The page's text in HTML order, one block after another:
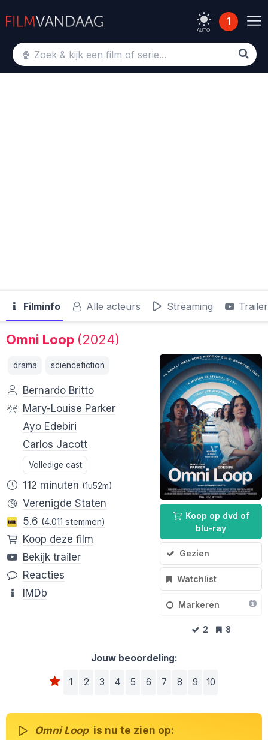
AUTO
1
Filminfo Alle acteurs Streaming Trailer
Omni Loop (2024)
Koop op dvd of
blu-ray
Gezien
Watchlist
Markeren
2 8
drama sciencefiction
Bernardo Britto
Mary-Louise Parker
Ayo Edebiri
Carlos Jacott
Volledige cast
112 minuten (1u52m)
Verenigde Staten
5.6 (4.011 stemmen)
Koop deze film
Bekijk trailer
Reacties
IMDb
Jouw beoordeling:
1 2 3 4 5 6 7 8 9 10
Omni Loop is nu te zien op: